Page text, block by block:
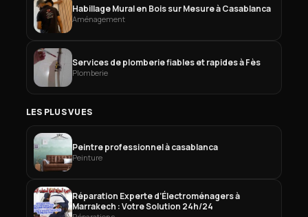
Habillage Mural en Bois sur Mesure à Casablanca
Aménagement
Services de plomberie fiables et rapides à Fès
Plomberie
LES PLUS VUES
Peintre professionnel à casablanca
Peinture
Réparation Experte d’Électroménagers à
Marrakech : Votre Solution 24h/24